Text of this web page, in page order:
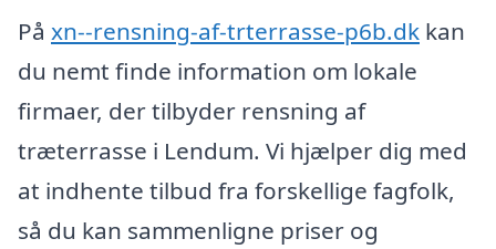
På xn--rensning-af-trterrasse-p6b.dk kan
du nemt finde information om lokale
firmaer, der tilbyder rensning af
træterrasse i Lendum. Vi hjælper dig med
at indhente tilbud fra forskellige fagfolk,
så du kan sammenligne priser og